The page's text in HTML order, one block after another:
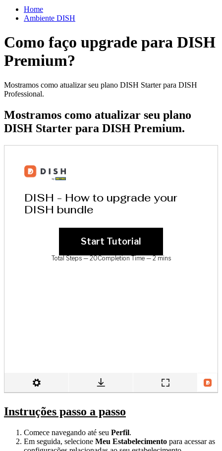
Home
Ambiente DISH
Como faço upgrade para DISH
Premium?
Mostramos como atualizar seu plano DISH Starter para DISH
Professional.
Mostramos como atualizar seu plano
DISH Starter para DISH Premium.
Instruções passo a passo
Comece navegando até seu Perfil.
Em seguida, selecione Meu Estabelecimento para acessar as